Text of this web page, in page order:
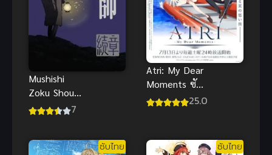
Mushishi
Zoku Shou
กีฏจารย์กับ7
Atri: My Dear
Moments ซับ
ไทย
25.0
ซับไทย ซับไทย